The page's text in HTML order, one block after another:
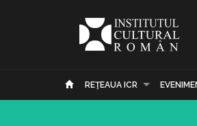
REŢEAUA ICR